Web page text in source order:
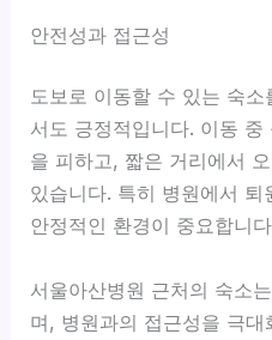
안전성과 접근성
도보로 이동할 수 있는 숙소
서도 긍정적입니다. 이동
을 피하고, 짧은 거리에서
있습니다. 특히 병원에서
안정적인 환경이 중요합니
서울아산병원 근처의 숙소
며, 병원과의 접근성을 극